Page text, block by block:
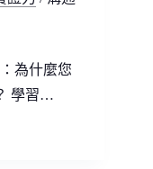
為什麼您
學習…